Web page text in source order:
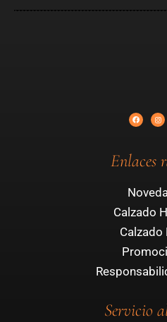
Enlaces
Calzado
Calzado
Servicio